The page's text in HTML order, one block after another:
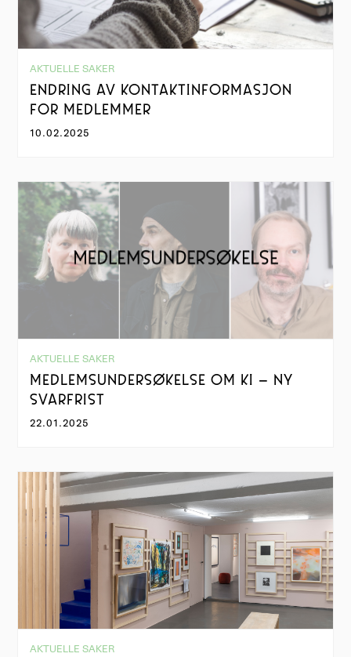
AKTUELLE SAKER
ENDRING AV KONTAKTINFORMASJON
FOR MEDLEMMER
10.02.2025
AKTUELLE SAKER
MEDLEMSUNDERSØKELSE OM KI – NY
SVARFRIST
22.01.2025
AKTUELLE SAKER